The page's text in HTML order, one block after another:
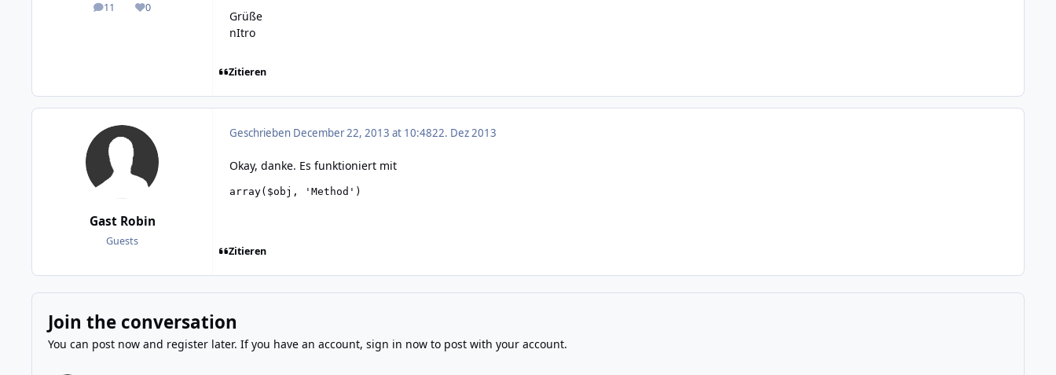
11
posts 0
Reputation
Grüße
nItro
Zitieren
Gast Robin
Guests
Geschrieben December 22, 2013 at 10:4822. Dez 2013
Okay, danke. Es funktioniert mit
array($obj, 'Method')
Zitieren
Join the conversation
You can post now and register later. If you have an account, sign in nowto post with your account.